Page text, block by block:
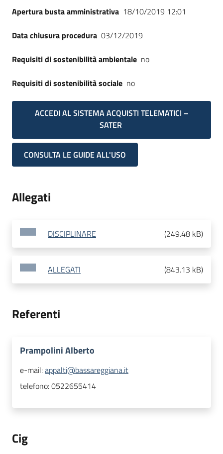
Apertura busta amministrativa 18/10/2019 12:01
Data chiusura procedura 03/12/2019
Requisiti di sostenibilità ambientale no
Requisiti di sostenibilità sociale no
ACCEDI AL SISTEMA ACQUISTI TELEMATICI –
SATER
CONSULTA LE GUIDE ALL'USO
Allegati
DISCIPLINARE (249.48 kB)
ALLEGATI (843.13 kB)
Referenti
Prampolini Alberto
e-mail:appalti@bassareggiana.it
telefono:0522655414
Cig